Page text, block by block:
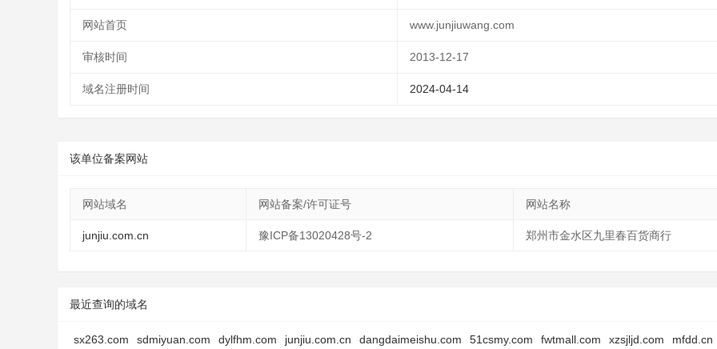
网站首页 www.junjiuwang.com
审核时间 2013-12-17
域名注册时间 2024-04-14
该单位备案网站
网站域名 网站备案/许可证号 网站名称
junjiu.com.cn 豫ICP备13020428号-2 郑州市金水区九里春百货商行
最近查询的域名
sx263.com sdmiyuan.com dylfhm.com junjiu.com.cn dangdaimeishu.com 51csmy.com fwtmall.com xzsjljd.com
mfdd.cn